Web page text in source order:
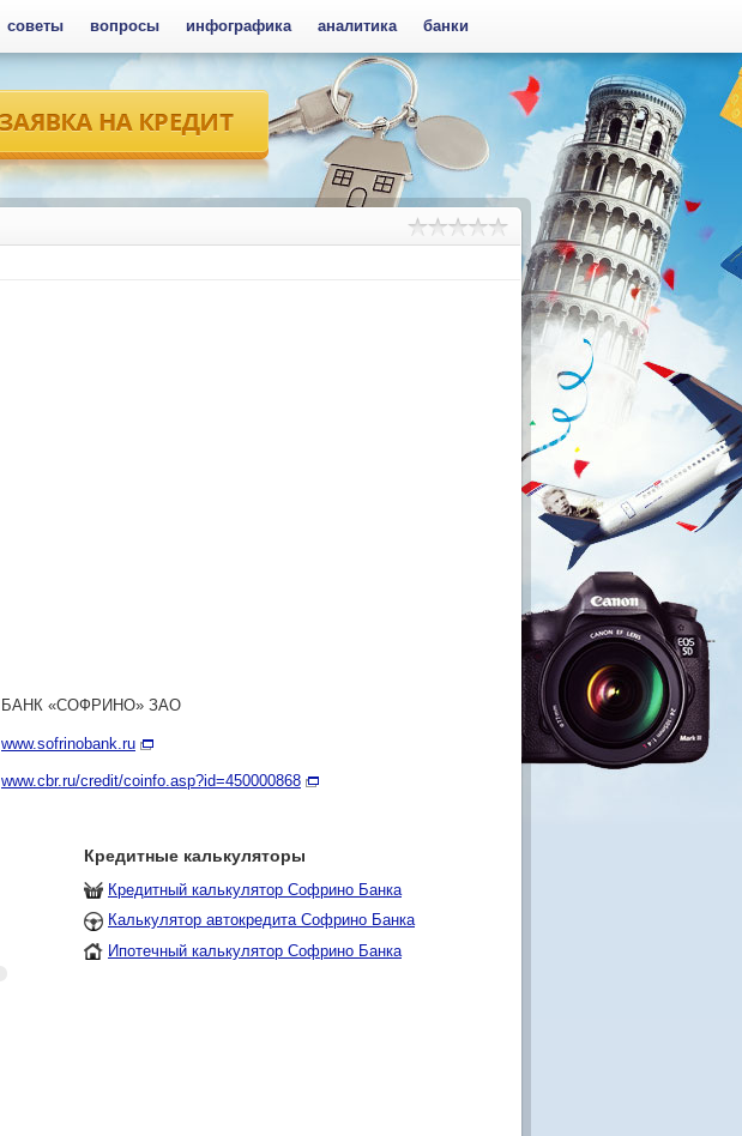
БАНК «СОФРИНО» ЗАО
www.sofrinobank.ru
www.cbr.ru/credit/coinfo.asp?id=450000868
Кредитные калькуляторы
Кредитный калькулятор Софрино Банка
Калькулятор автокредита Софрино Банка
Ипотечный калькулятор Софрино Банка
советы вопросы инфографика аналитика банки